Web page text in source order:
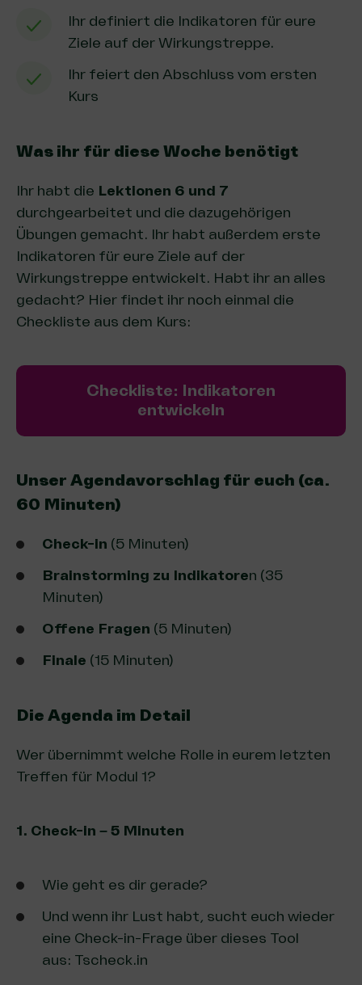
Ihr definiert die Indikatoren für eure
Ziele auf der Wirkungstreppe.
Ihr feiert den Abschluss vom ersten
Kurs
Was ihr für diese Woche benötigt
Ihr habt die Lektionen 6 und 7
durchgearbeitet und die dazugehörigen
Übungen gemacht. Ihr habt außerdem erste
Indikatoren für eure Ziele auf der
Wirkungstreppe entwickelt. Habt ihr an alles
gedacht? Hier findet ihr noch einmal die
Checkliste aus dem Kurs:
Checkliste: Indikatoren
entwickeln
Unser Agendavorschlag für euch (ca.
60 Minuten)
Check-in (5 Minuten)
Brainstorming zu Indikatoren (35
Minuten)
Offene Fragen (5 Minuten)
Finale (15 Minuten)
Die Agenda im Detail
Wer übernimmt welche Rolle in eurem letzten
Treffen für Modul 1?
1. Check-in – 5 Minuten
Wie geht es dir gerade?
Und wenn ihr Lust habt, sucht euch wieder
eine Check-in-Frage über dieses Tool
aus: Tscheck.in